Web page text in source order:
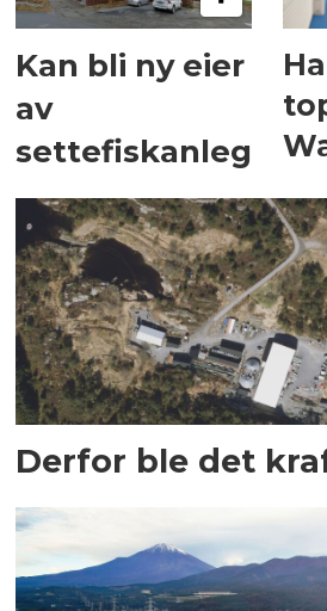
Kan bli ny eier
av
settefiskanlegg
Derfor ble det